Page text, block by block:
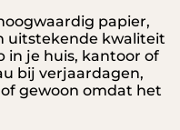
papier,
uitstekende kwaliteit
in je huis, kantoor of
bij verjaardagen,
gewoon omdat het